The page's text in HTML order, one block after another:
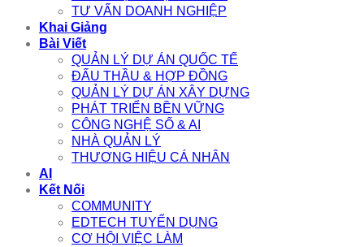
TƯ VẤN DOANH NGHIỆP
Khai Giảng
Bài Viết
QUẢN LÝ DỰ ÁN QUỐC TẾ
ĐẤU THẦU & HỢP ĐỒNG
QUẢN LÝ DỰ ÁN XÂY DỰNG
PHÁT TRIỂN BỀN VỮNG
CÔNG NGHỆ SỐ & AI
NHÀ QUẢN LÝ
THƯƠNG HIỆU CÁ NHÂN
AI
Kết Nối
COMMUNITY
EDTECH TUYỂN DỤNG
CƠ HỘI VIỆC LÀM